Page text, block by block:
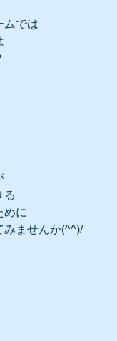
ムでは
る
めに
みませんか(^^)/